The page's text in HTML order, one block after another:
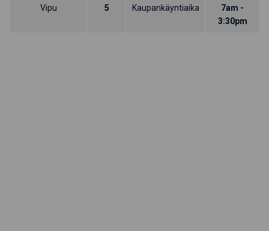
Vipu 5 Kaupankäyntiaika
7am -
3:30pm